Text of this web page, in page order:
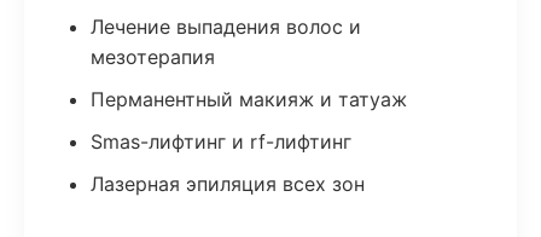
Лечение выпадения волос и
мезотерапия
Перманентный макияж и татуаж
Smas-лифтинг и rf-лифтинг
Лазерная эпиляция всех зон